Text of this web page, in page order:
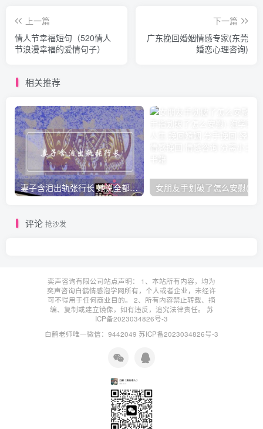
上一篇
情人节幸福短句（520情人
节浪漫幸福的爱情句子）
下一篇
广东挽回婚姻情感专家(东莞
婚恋心理咨询)
相关推荐
妻子含泪出轨张行长 她说全都是因为家中
评论 抢沙发
奕声咨询有限公司站点声明： 1、本站所有内容，均为
奕声咨询白鹤情感泡学网所有，个人或者企业，未经许
可不得用于任何商业目的。 2、所有内容禁止转载、摘
编、复制或建立镜像，如有违反，追究法律责任。 苏
ICP备2023034826号-3
白鹤老师唯一微信：9442049 苏ICP备2023034826号-3